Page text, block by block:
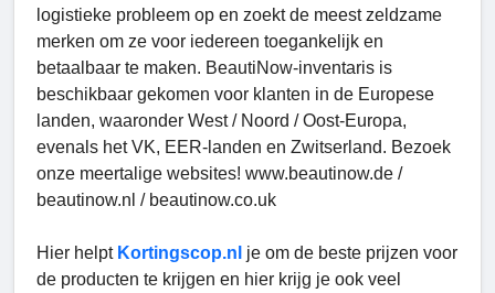
logistieke probleem op en zoekt de meest zeldzame
merken om ze voor iedereen toegankelijk en
betaalbaar te maken. BeautiNow-inventaris is
beschikbaar gekomen voor klanten in de Europese
landen, waaronder West / Noord / Oost-Europa,
evenals het VK, EER-landen en Zwitserland. Bezoek
onze meertalige websites! www.beautinow.de /
beautinow.nl / beautinow.co.uk
Hier helpt Kortingscop.nl je om de beste prijzen voor
de producten te krijgen en hier krijg je ook veel